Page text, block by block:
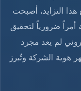
التزايد، أصبحت
ضرورياً لتحقيق
لم يعد مجرد
هوية الشركة وتُبرز